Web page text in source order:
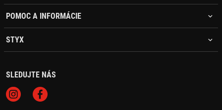
POMOC A INFORMÁCIE
STYX
SLEDUJTE NÁS